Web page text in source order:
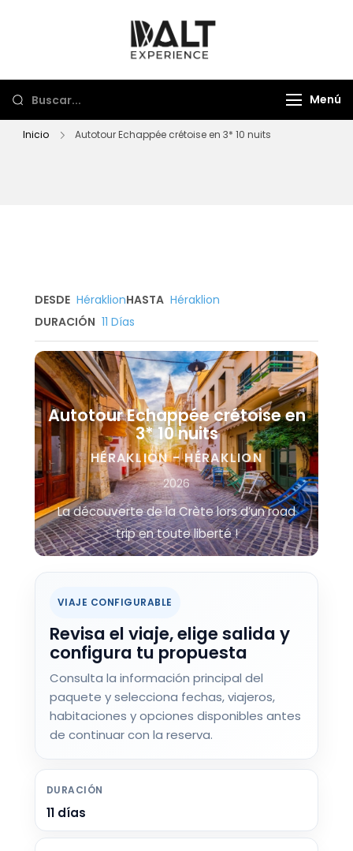
Menú
Inicio Autotour Echappée crétoise en 3* 10 nuits
DESDE HéraklionHASTA Héraklion
DURACIÓN 11 Días
Autotour Echappée crétoise en
3* 10 nuits
HÉRAKLION - HÉRAKLION
2026
La découverte de la Crète lors d’un road
trip en toute liberté !
VIAJE CONFIGURABLE
Revisa el viaje, elige salida y
configura tu propuesta
Consulta la información principal del
paquete y selecciona fechas, viajeros,
habitaciones y opciones disponibles antes
de continuar con la reserva.
DURACIÓN
11 días